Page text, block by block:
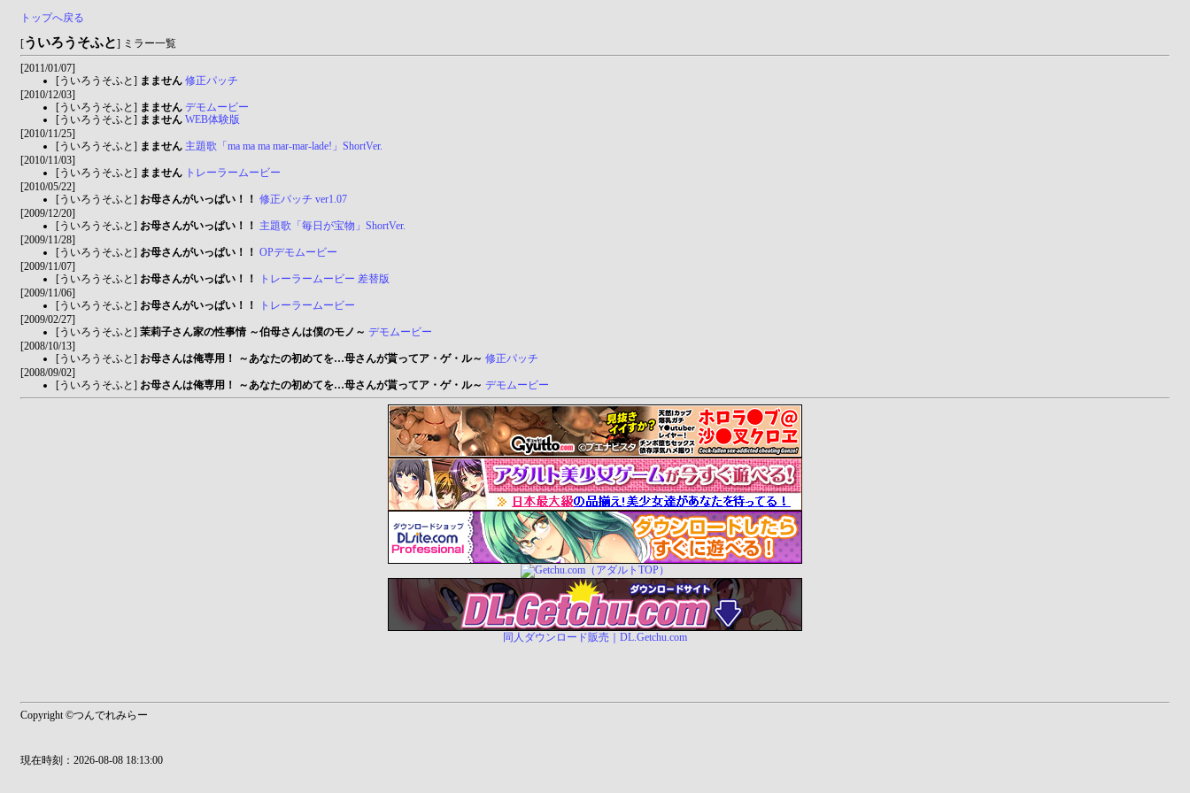
トップへ戻る
[ういろうそふと] ミラー一覧
[2011/01/07]
[ういろうそふと] まません 修正パッチ
[2010/12/03]
[ういろうそふと] まません デモムービー
[ういろうそふと] まません WEB体験版
[2010/11/25]
[ういろうそふと] まません 主題歌「ma ma ma mar-mar-lade!」ShortVer.
[2010/11/03]
[ういろうそふと] まません トレーラームービー
[2010/05/22]
[ういろうそふと] お母さんがいっぱい！！ 修正パッチ ver1.07
[2009/12/20]
[ういろうそふと] お母さんがいっぱい！！
主題歌「毎日が宝物」ShortVer.
[2009/11/28]
[ういろうそふと] お母さんがいっぱい！！ OPデモムービー
[2009/11/07]
[ういろうそふと] お母さんがいっぱい！！
トレーラームービー 差替版
[2009/11/06]
[ういろうそふと] お母さんがいっぱい！！
トレーラームービー
[2009/02/27]
[ういろうそふと] 茉莉子さん家の性事情 ～伯母さんは僕のモノ～ デモムービー
[2008/10/13]
[ういろうそふと] お母さんは俺専用！ ～あなたの初めてを…母さんが貰ってア・ゲ・ル～ 修正パッチ
[2008/09/02]
[ういろうそふと] お母さんは俺専用！ ～あなたの初めてを…母さんが貰ってア・ゲ・ル～ デモムービー
同人ダウンロード販売｜DL.Getchu.com
Copyright ©つんでれみらー
現在時刻：2026-08-08 18:13:00